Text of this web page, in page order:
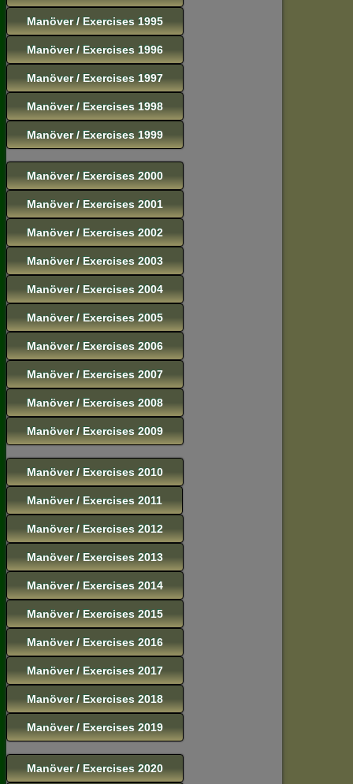
Manöver / Exercises 1995
Manöver / Exercises 1996
Manöver / Exercises 1997
Manöver / Exercises 1998
Manöver / Exercises 1999
Manöver / Exercises 2000
Manöver / Exercises 2001
Manöver / Exercises 2002
Manöver / Exercises 2003
Manöver / Exercises 2004
Manöver / Exercises 2005
Manöver / Exercises 2006
Manöver / Exercises 2007
Manöver / Exercises 2008
Manöver / Exercises 2009
Manöver / Exercises 2010
Manöver / Exercises 2011
Manöver / Exercises 2012
Manöver / Exercises 2013
Manöver / Exercises 2014
Manöver / Exercises 2015
Manöver / Exercises 2016
Manöver / Exercises 2017
Manöver / Exercises 2018
Manöver / Exercises 2019
Manöver / Exercises 2020